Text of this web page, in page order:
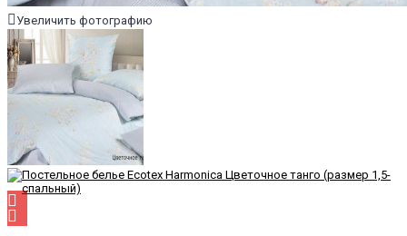
Увеличить фотографию